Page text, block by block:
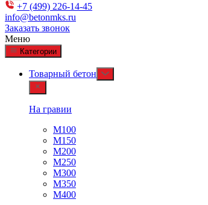
+7 (499) 226-14-45
info@betonmks.ru
Заказать звонок
Меню
Категории
Товарный бетон
На гравии
М100
М150
М200
М250
М300
М350
М400